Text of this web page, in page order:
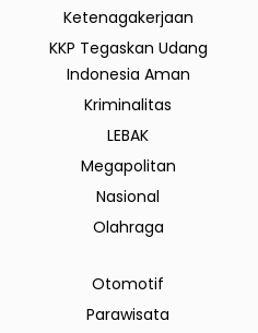
Ketenagakerjaan
KKP Tegaskan Udang
Indonesia Aman
Kriminalitas
LEBAK
Megapolitan
Nasional
Olahraga
Otomotif
Parawisata